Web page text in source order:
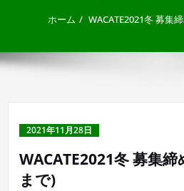
ホーム WACATE2021冬 募集
2021年11月28日
WACATE2021冬 募集
まで)